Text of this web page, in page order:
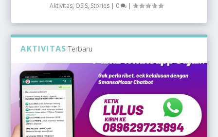
Aktivitas, OSIS, Stories | 0 |
AKTIVITAS Terbaru